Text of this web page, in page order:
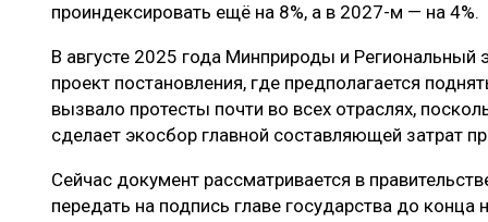
проиндексировать ещё на 8%, а в 2027-м — на 4%.
В августе 2025 года Минприроды и Региональный
проект постановления, где предполагается
вызвало протесты почти во всех отраслях,
сделает экосбор главной составляющей затрат
Сейчас документ рассматривается в
передать на подпись главе государства до конца